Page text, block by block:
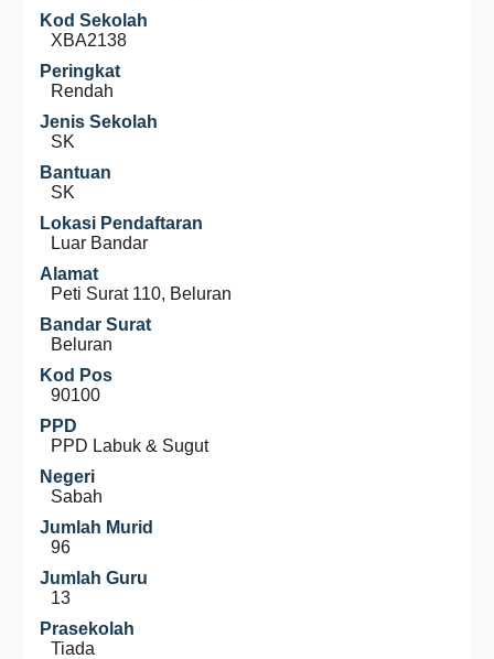
Kod Sekolah
XBA2138
Peringkat
Rendah
Jenis Sekolah
SK
Bantuan
SK
Lokasi Pendaftaran
Luar Bandar
Alamat
Peti Surat 110, Beluran
Bandar Surat
Beluran
Kod Pos
90100
PPD
PPD Labuk & Sugut
Negeri
Sabah
Jumlah Murid
96
Jumlah Guru
13
Prasekolah
Tiada